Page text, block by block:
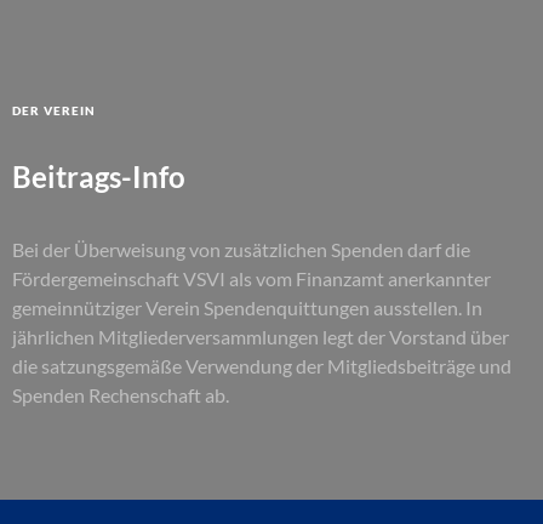
Der Verein
Beitrags-Info
Bei der Überweisung von zusätzlichen Spenden darf die
Fördergemeinschaft VSVI als vom Finanzamt anerkannter
gemeinnütziger Verein Spendenquittungen ausstellen. In
jährlichen Mitgliederversammlungen legt der Vorstand über
die satzungsgemäße Verwendung der Mitgliedsbeiträge und
Spenden Rechenschaft ab.